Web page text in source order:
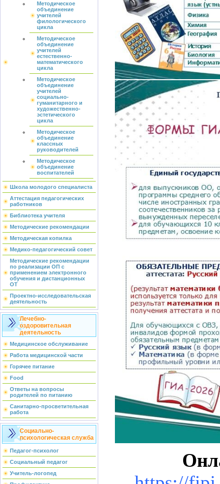
Методическое
объединение
учителей
филологического
цикла
Методическое
объединение
учителей
естественно-
математического
цикла
Методическое
объединение
учителей
социально-
гуманитарного и
художественно-
эстетического
цикла
Методическое
объединение
классных
руководителей
Методическое
объединение
воспитателей
Школа молодого специалиста
Аттестация педагогических
работников
Библиотека учителя
Методические рекомендации
Методическая копилка
Медико-педагогический совет
Методические рекомендации
по реализации ОП с
применением электронного
обучения и дистанционных
ОТ
Проектно-исследовательская
деятельность
Лечебно-
оздоровительная
деятельность
Медицинское обслуживание
Работа медицинской части
Горячее питание
Food
Ответы на вопросы
родителей по питанию
Санитарно-просветительная
работа
Социально-
психологическая служба
Педагог-психолог
Социальный педагог
Учитель-логопед